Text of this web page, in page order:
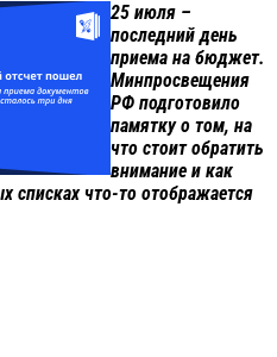
25 июля –
последний день
приема на бюджет.
Минпросвещения
РФ подготовило
памятку о том, на
что стоит обратить
внимание и как
списках что-то отображается